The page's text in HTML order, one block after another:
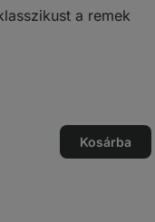
a remek
Kosárba